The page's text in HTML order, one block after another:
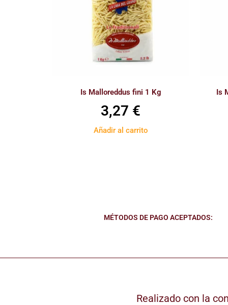
Is Malloreddus fini 1 Kg
3,27 €
Añadir al carrito
Is
MÉTODOS DE PAGO ACEPTADOS:
Realizado con la